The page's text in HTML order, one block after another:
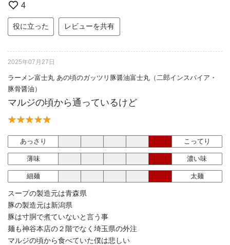
4
役に立った レビューを共有
2025年07月27日
ラーメン富士丸 あの頃のガッツリ豚醤油富士丸（二郎インスパイア・
豚骨醤油）
マルジの頃から通っているけど
あっさり こってり
薄味 濃い味
細麺 太麺
スープの製造元は青森県
豚の製造元は新潟県
豚は寸胴で煮ていないと言う事
麺も神谷本店の２階でなく埼玉県の外注
マルジの頃から食べていた僕は悲しい